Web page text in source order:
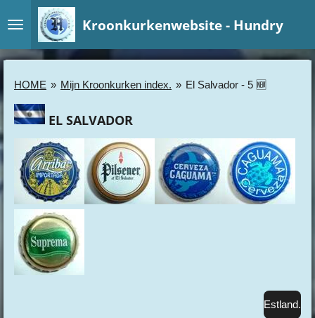
direct
naar
hoofdinhoud
Kroonkurkenwebsite - Hundry
HOME » Mijn Kroonkurken index. » El Salvador - 5 🆕
EL SALVADOR
Estland.